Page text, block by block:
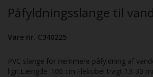
Påfyldningsslange til
Vare nr. C340225
PVC slange for nemmere påfyldning af
lign.Længde: 100 cm.Fleksibel tragt 13-30